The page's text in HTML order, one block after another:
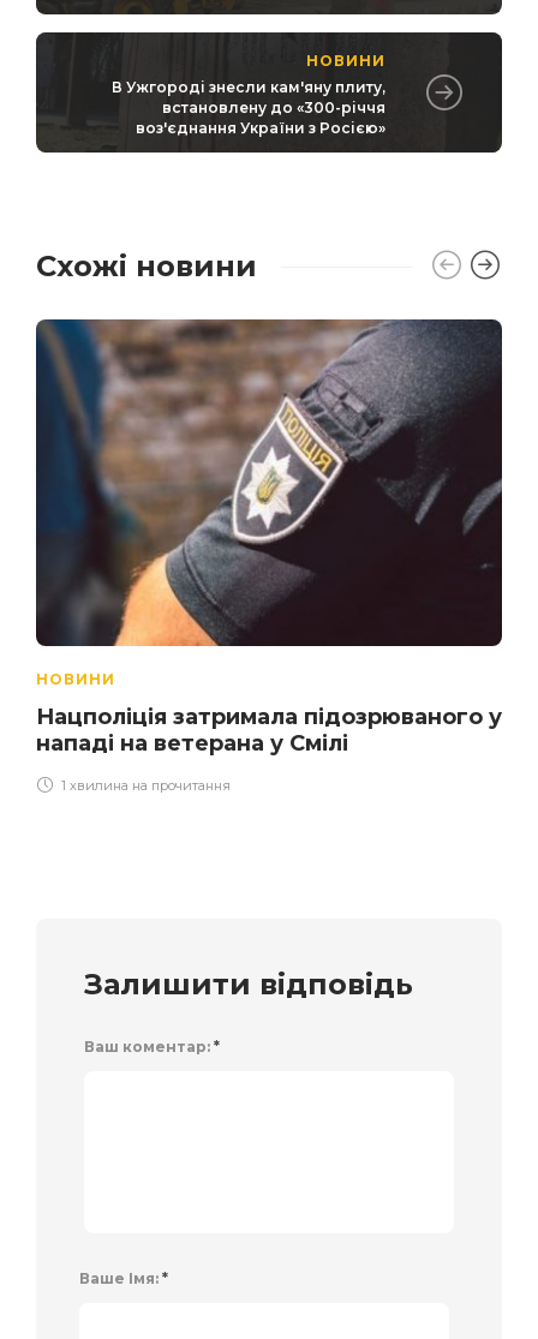
НОВИНИ
В Ужгороді знесли кам'яну плиту,
встановлену до «300-річчя
воз'єднання України з Росією»
Схожі новини
НОВИНИ
Нацполіція затримала підозрюваного у
нападі на ветерана у Смілі
1 хвилина на прочитання
Залишити відповідь
Ваш коментар: *
Ваше Імя: *